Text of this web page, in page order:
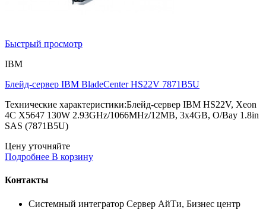
Быстрый просмотр
IBM
Блейд-сервер IBM BladeCenter HS22V 7871B5U
Технические характеристики:Блейд-сервер IBM HS22V, Xeon
4C X5647 130W 2.93GHz/1066MHz/12MB, 3x4GB, O/Bay 1.8in
SAS (7871B5U)
Цену уточняйте
Подробнее В корзину
Контакты
Системный интегратор Сервер АйТи, Бизнес центр